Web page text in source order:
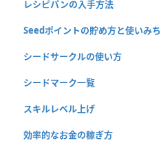
レシピパンの入手方法
Seedポイントの貯め方と使いみち
シードサークルの使い方
シードマーク一覧
スキルレベル上げ
効率的なお金の稼ぎ方